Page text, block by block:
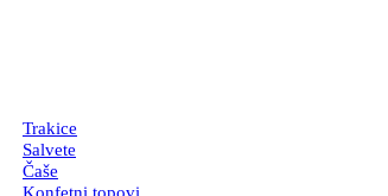
Trakice
Salvete
Čaše
Konfetni topovi